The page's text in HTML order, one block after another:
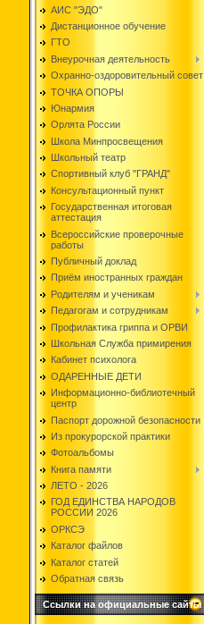
АИС "ЭДО"
Дистанционное обучение
ГТО
Внеурочная деятельность
Охранно-оздоровительный совет
ТОЧКА ОПОРЫ
Юнармия
Орлята России
Школа Минпросвещения
Школьный театр
Спортивный клуб "ГРАНД"
Консультационный пункт
Государственная итоговая
аттестация
Всероссийские проверочные
работы
Публичный доклад
Приём иностранных граждан
Родителям и ученикам
Педагогам и сотрудникам
Профилактика гриппа и ОРВИ
Школьная Служба примирения
Кабинет психолога
ОДАРЕННЫЕ ДЕТИ
Информационно-библиотечный
центр
Паспорт дорожной безопасности
Из прокурорской практики
Фотоальбомы
Книга памяти
ЛЕТО - 2026
ГОД ЕДИНСТВА НАРОДОВ
РОССИИ 2026
ОРКСЭ
Каталог файлов
Каталог статей
Обратная связь
Ссылки на официальные сайты